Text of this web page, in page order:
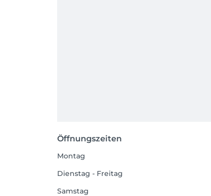
Öffnungszeiten
Montag
Dienstag - Freitag
Samstag